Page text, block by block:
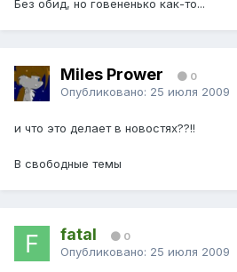
Без обид, но говененько как-то...
Miles Prower 0
Опубликовано: 25 июля 2009
и что это делает в новостях??!!
В свободные темы
fatal 0
Опубликовано: 25 июля 2009